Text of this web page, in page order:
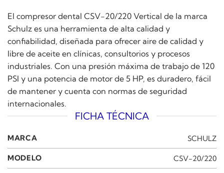
El compresor dental CSV-20/220 Vertical de la marca
Schulz es una herramienta de alta calidad y
confiabilidad, diseñada para ofrecer aire de calidad y
libre de aceite en clínicas, consultorios y procesos
industriales. Con una presión máxima de trabajo de 120
PSI y una potencia de motor de 5 HP, es duradero, fácil
de mantener y cuenta con normas de seguridad
internacionales.
FICHA TÉCNICA
MARCA SCHULZ
MODELO CSV-20/220